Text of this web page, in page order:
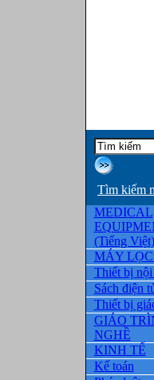
Tìm kiếm
MEDICAL
(Tiếng Việt)
MÁY
Thiết bị nội
Sách điện
Thiết bị
GIÁO
NGHỀ
KINH TẾ
Kế toán